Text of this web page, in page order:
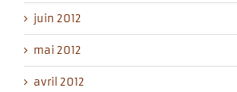
juin 2012
mai 2012
avril 2012